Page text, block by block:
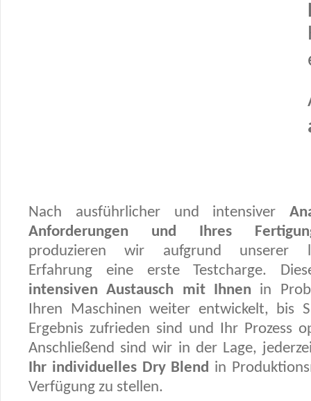
Nach ausführlicher und intensiver
Anforderungen und Ihres
produzieren wir aufgrund unserer
Erfahrung eine erste Testcharge.
intensiven Austausch mit Ihnen in
Ihren Maschinen weiter entwickelt, bis
Ergebnis zufrieden sind und Ihr Prozess
Anschließend sind wir in der Lage,
Ihr individuelles Dry Blend in
Verfügung zu stellen.